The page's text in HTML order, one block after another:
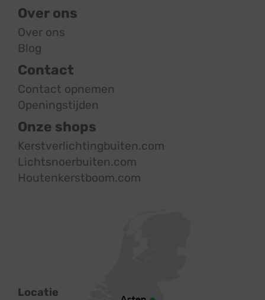
Over ons
Over ons
Blog
Contact
Contact opnemen
Openingstijden
Onze shops
Kerstverlichtingbuiten.com
Lichtsnoerbuiten.com
Houtenkerstboom.com
Locatie